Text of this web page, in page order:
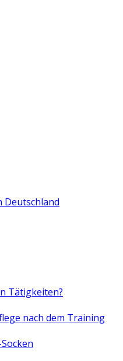
Deutschland
Tätigkeiten?
nach dem Training